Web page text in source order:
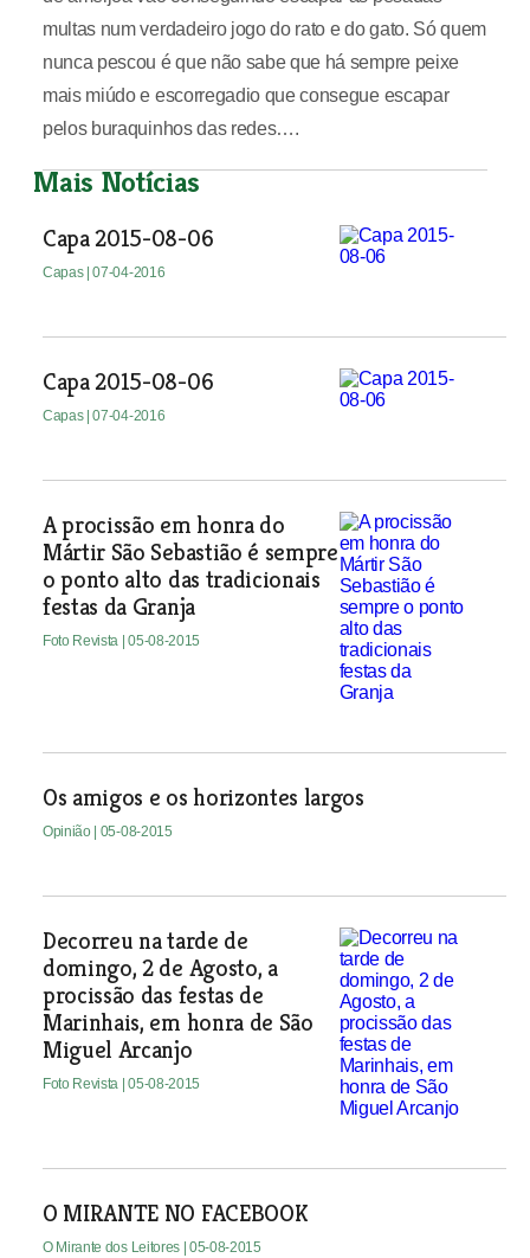
multas num verdadeiro jogo do rato e do gato. Só quem
nunca pescou é que não sabe que há sempre peixe
mais miúdo e escorregadio que consegue escapar
pelos buraquinhos das redes….
Mais Notícias
Capa 2015-08-06
Capas | 07-04-2016
Capa 2015-08-06
Capas | 07-04-2016
A procissão em honra do
Mártir São Sebastião é sempre
o ponto alto das tradicionais
festas da Granja
Foto Revista | 05-08-2015
Os amigos e os horizontes largos
Opinião | 05-08-2015
Decorreu na tarde de
domingo, 2 de Agosto, a
procissão das festas de
Marinhais, em honra de São
Miguel Arcanjo
Foto Revista | 05-08-2015
O MIRANTE NO FACEBOOK
O Mirante dos Leitores | 05-08-2015